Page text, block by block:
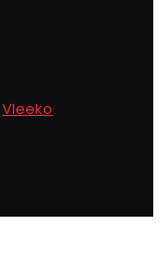
Vleeko